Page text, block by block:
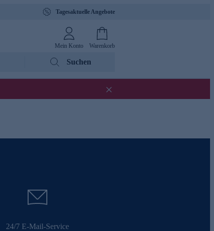
Tagesaktuelle Angebote
Mein Konto Warenkorb
Suchen
24/7 E-Mail-Service